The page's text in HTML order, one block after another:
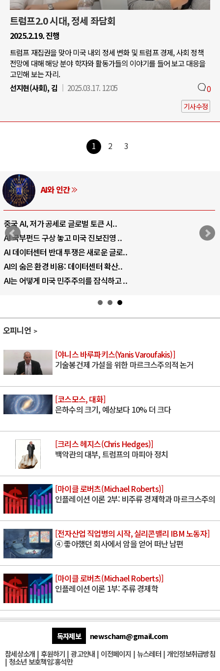
트럼프2.0 시대, 정세 좌담회
2025.2.19. 진행
트럼프 재집권을 맞아 미국 내외 정세 변화 및 트럼프 경제, 사회 정책
전망에 대해 해당 분야 학자와 활동가들의 이야기를 들어 보고 대응을
고민해 보는 자리.
선지현(사회), 김
2025.03.17. 12:05 0
기사수정
1 2 3
AI와 인간
중국 AI, 저가 공세로 글로벌 토큰 시..
AI 국부펀드 구상 놓고 미국 진보진영 ..
AI 데이터센터 반대 투쟁은 새로운 글로..
AI의 숨은 환경 비용: 데이터센터 확산..
AI는 어떻게 미국 민주주의를 잠식하고 ..
오피니언
[야니스 바루파키스(Yanis Varoufakis)]
기술봉건제 가설을 위한 마르크스주의적 논거
[코스모스, 대화]
은하수의 크기, 예상보다 10% 더 크다
[크리스 헤지스(Chris Hedges)]
백악관의 대부, 트럼프의 마피아 정치
[마이클 로버츠(Michael Roberts)]
인플레이션 이론 2부: 비주류 경제학과 마르크스주의
[전자산업 직업병의 시작, 실리콘밸리 IBM 노동자]
④ 좋아했던 회사에서 암을 얻어 떠난 남편
[마이클 로버츠(Michael Roberts)]
인플레이션 이론 1부: 주류 경제학
독자제보
newscham@gmail.com
참세상소개 | 후원하기 |광고안내 | 이전페이지 | 뉴스레터| 개인정보취급방침
| 청소년 보호책임:홍석만